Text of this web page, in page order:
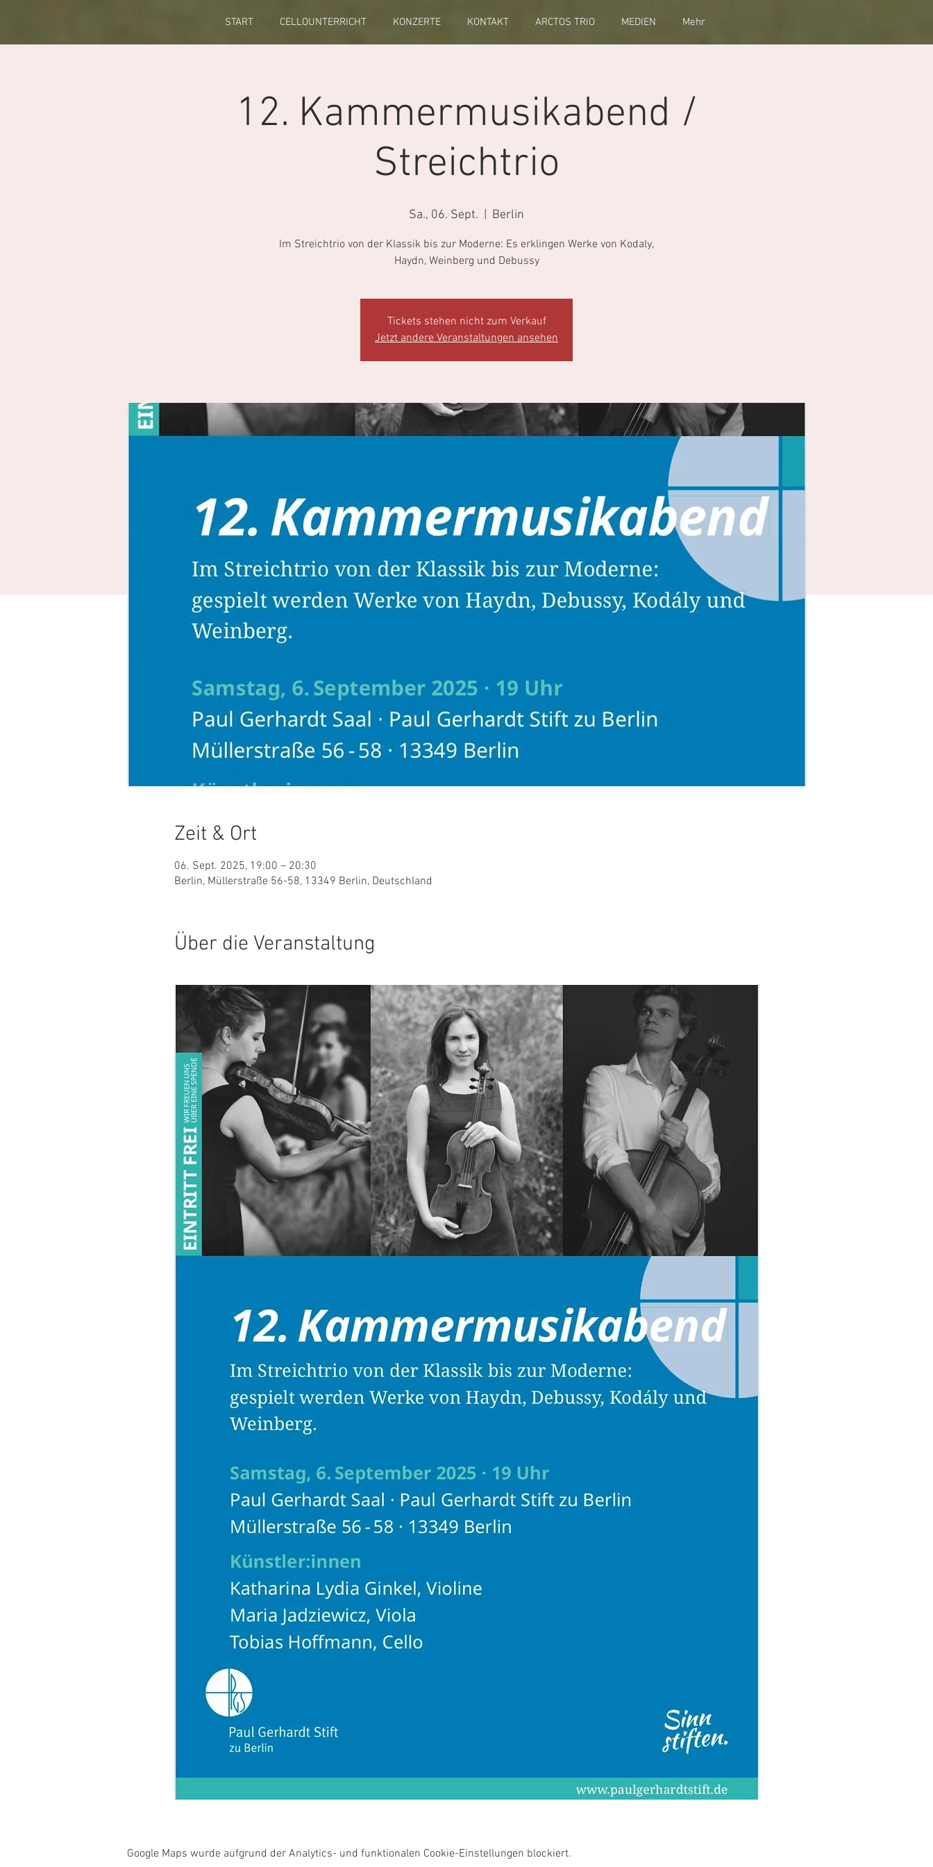
START CELLOUNTERRICHT KONZERTE KONTAKT ARCTOS TRIO MEDIEN Mehr
12. Kammermusikabend /
Streichtrio
Sa., 06. Sept. Berlin
Im Streichtrio von der Klassik bis zur Moderne: Es erklingen Werke von Kodaly,
Haydn, Weinberg und Debussy
Tickets stehen nicht zum Verkauf
Jetzt andere Veranstaltungen ansehen
Zeit & Ort
06. Sept. 2025, 19:00 – 20:30
Berlin, Müllerstraße 56-58, 13349 Berlin, Deutschland
Über die Veranstaltung
Google Maps wurde aufgrund der Analytics- und funktionalen Cookie-Einstellungen blockiert.